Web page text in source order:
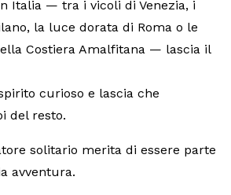
Italia — tra i vicoli di Venezia, i
la luce dorata di Roma o le
Costiera Amalfitana — lascia il
curioso e lascia che
del resto.
solitario merita di essere parte
avventura.